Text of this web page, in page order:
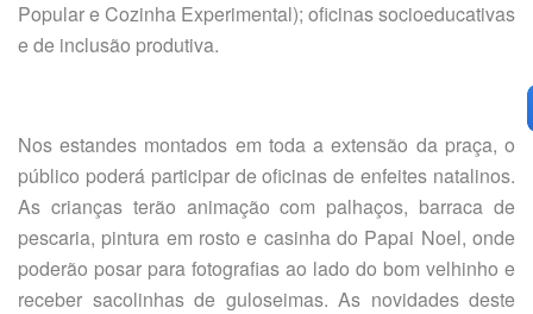
Popular e Cozinha Experimental); oficinas socioeducativas
e de inclusão produtiva.
Nos estandes montados em toda a extensão da praça, o
público poderá participar de oficinas de enfeites natalinos.
As crianças terão animação com palhaços, barraca de
pescaria, pintura em rosto e casinha do Papai Noel, onde
poderão posar para fotografias ao lado do bom velhinho e
receber sacolinhas de guloseimas. As novidades deste